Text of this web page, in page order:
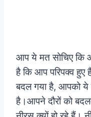
आप ये मत सोचिए कि
है कि आप परिपक्व हुए
बदल गया है, आपको ये
है।आपने दौरों को